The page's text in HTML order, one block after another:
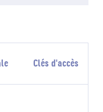
Clés d'accès